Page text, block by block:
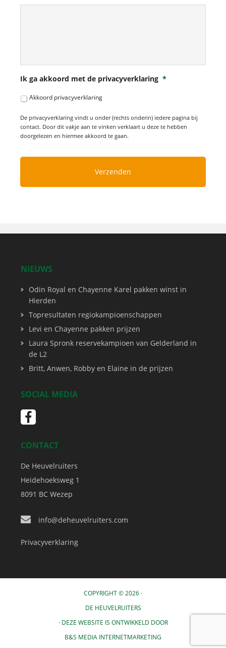
Ik ga akkoord met de privacyverklaring *
Akkoord privacyverklaring
De privacyverklaring vindt u onder (rechts onderin) iedere pagina bij
contact. Door dit vakje aan te vinken verklaart u deze te hebben
doorgelezen en hiermee akkoord te gaan.
NIEUWS
Odin Royal en Chayenne Karel pakken winst in
Hierden
Topresultaten regiokampioenschappen
Levi en Chayenne pakken prijzen
Laura Spronk reservekampioen van Gelderland in
de L2
Britt, Anwen, Robby en Elaine in de prijzen
SOCIAL MEDIA
CONTACT
De Heuvelruiters
Heidehoeksweg 1
8091 BC Wezep
info@deheuvelruiters.com
Privacyverklaring
COPYRIGHT © 2026 ·
DE HEUVELRUITERS
· DEZE WEBSITE IS ONTWIKKELD DOOR
B&S MEDIA INTERNETMARKETING